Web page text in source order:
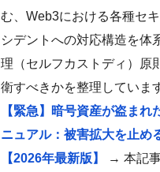
む、Web3における各種セ
シデントへの対応構造を体
理（セルフカストディ）原
衛すべきかを整理していま
【緊急】暗号資産が盗まれ
ニュアル：被害拡大を止め
【2026年最新版】
→ 本記